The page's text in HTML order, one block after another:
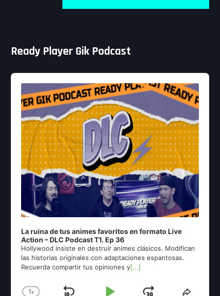
Ready Player Gik Podcast
Audio
Player
La ruina de tus animes favoritos en formato Live
Action – DLC Podcast T1. Ep 36
Hollywood insiste en destruir animes clásicos. Modifican
las historias originales con adaptaciones espantosas.
Recuerda compartir tus opiniones y[...]
1x